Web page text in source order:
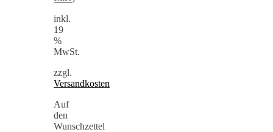
inkl.
19
%
MwSt.
zzgl.
Versandkosten
Auf
den
Wunschzettel